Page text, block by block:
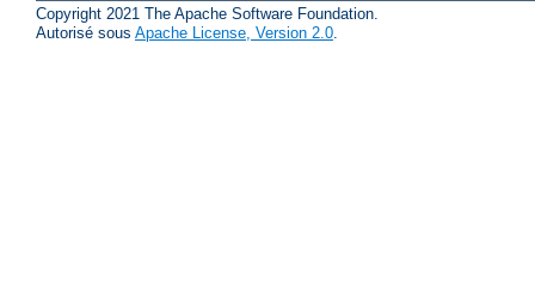
Copyright 2021 The Apache Software Foundation.
Autorisé sous Apache License, Version 2.0